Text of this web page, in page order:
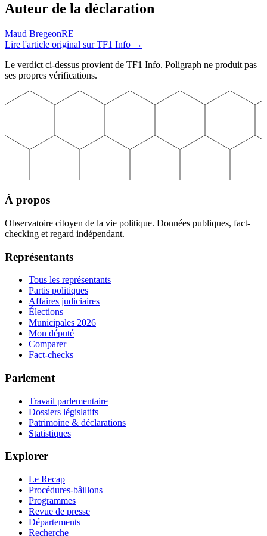
Auteur de la déclaration
Maud BregeonRE
Lire l'article original surTF1 Info →
Le verdict ci-dessus provient de TF1 Info. Poligraph ne produit pas
ses propres vérifications.
À propos
Observatoire citoyen de la vie politique. Données publiques, fact-
checking et regard indépendant.
Représentants
Tous les représentants
Partis politiques
Affaires judiciaires
Élections
Municipales 2026
Mon député
Comparer
Fact-checks
Parlement
Travail parlementaire
Dossiers législatifs
Patrimoine & déclarations
Statistiques
Explorer
Le Recap
Procédures-bâillons
Programmes
Revue de presse
Départements
Recherche